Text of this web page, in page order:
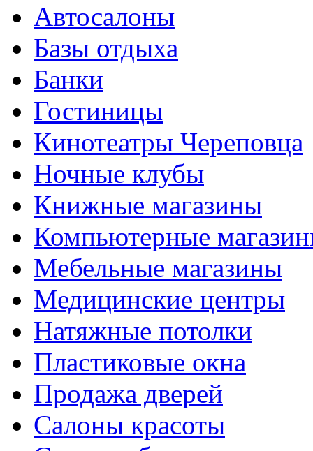
Автосалоны
Базы отдыха
Банки
Гостиницы
Кинотеатры Череповца
Ночные клубы
Книжные магазины
Компьютерные
Мебельные магазины
Медицинские центры
Натяжные потолки
Пластиковые окна
Продажа дверей
Салоны красоты